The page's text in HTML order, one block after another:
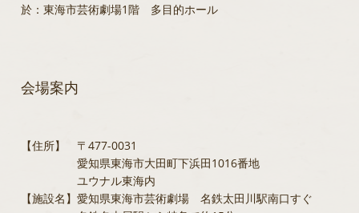
於：東海市芸術劇場1階 多目的ホール
会場案内
【住所】 〒477-0031
愛知県東海市大田町下浜田1016番地
ユウナル東海内
【施設名】愛知県東海市芸術劇場 名鉄太田川駅南口すぐ